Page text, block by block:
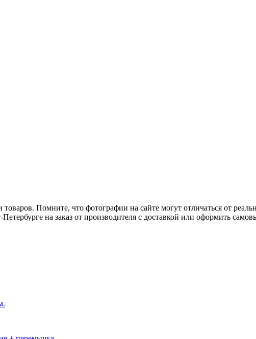
Помните, что фотографии на сайте могут отличаться от
на заказ от производителя с доставкой или оформить